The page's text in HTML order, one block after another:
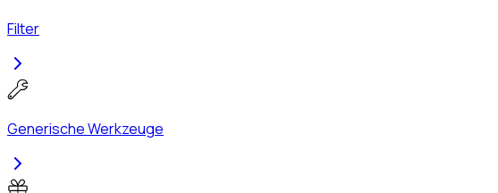
Filter
Generische Werkzeuge